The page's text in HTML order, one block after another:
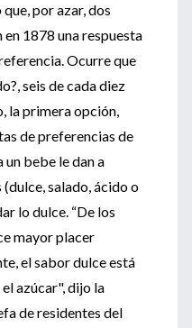
por azar, dos
1878 una respuesta
Ocurre que
seis de cada diez
la primera opción,
de preferencias de
un bebe le dan a
salado, ácido o
lo dulce. “De los
mayor placer
el sabor dulce está
azúcar", dijo la
de residentes del